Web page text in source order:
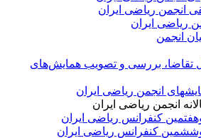
انجمن ریاضی ایران
ریاضی ایران
انجمن
تقاضا، بررسی و تصویب همایش‌های
انجمن ریاضی ایران
انجمن ریاضی ایران
کنفرانس ریاضی ایران
کنفرانس ریاضی ایران